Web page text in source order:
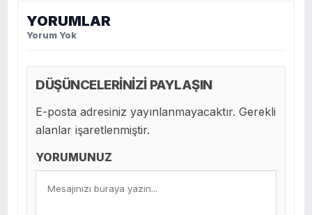
YORUMLAR
Yorum Yok
DÜŞÜNCELERİNİZİ PAYLAŞIN
E-posta adresiniz yayınlanmayacaktır. Gerekli
alanlar işaretlenmiştir.
YORUMUNUZ